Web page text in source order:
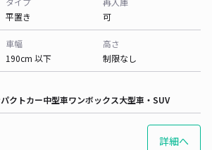
平置き
可
車幅
190cm 以下
高さ
制限なし
クトカー中型車ワンボックス大型車・SUV
詳細へ